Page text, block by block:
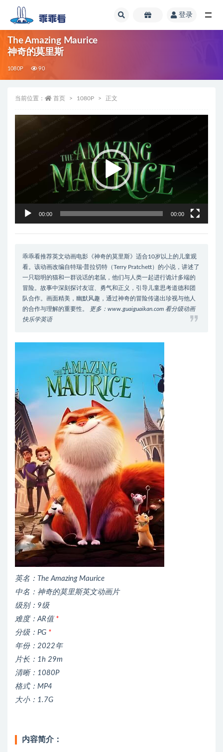
登录
The Amazing Maurice
神奇的莫里斯
1080P 90
当前位置： 首页 1080P 正文
视
播
00:00 00:00
乖乖看推荐英文动画电影《神奇的莫里斯》适合10岁以上的儿童观
看。该动画改编自特瑞·普拉切特（Terry Pratchett）的小说，讲述了
一只聪明的猫和一群说话的老鼠，他们与人类一起进行诡计多端的
冒险。故事中深刻探讨友谊、勇气和正义，引导儿童思考道德和团
队合作。画面精美，幽默风趣，通过神奇的冒险传递出珍视与他人
的合作与理解的重要性。
更多：www.guaiguaikan.com 看分级动画
快乐学英语
英名：The Amazing Maurice
中名：神奇的莫里斯英文动画片
级别：9级
难度：AR值 *
分级：PG *
年份：2022年
片长：1h 29m
清晰：1080P
格式：MP4
大小：1.7G
内容简介：